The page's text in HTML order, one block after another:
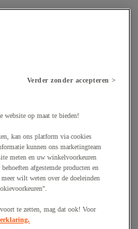
Verder zonder accepteren >
website op maat te bieden!
kan ons platform via cookies
kunnen ons marketingteam
meten en uw winkelvoorkeuren
afgestemde producten en
meer wilt weten over de doeleinden
te zetten, mag dat ook! Voor